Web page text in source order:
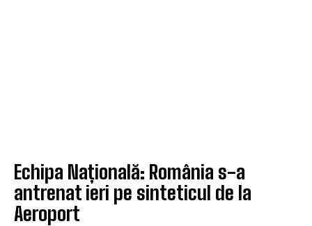
Echipa Națională: România s-a
antrenat ieri pe sinteticul de la
Aeroport